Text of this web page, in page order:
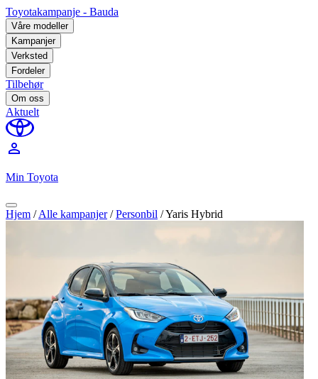
Toyotakampanje - Bauda
Våre modeller
Kampanjer
Verksted
Fordeler
Tilbehør
Om oss
Aktuelt
perm_identity
Min Toyota
Hjem /Alle kampanjer /Personbil /Yaris Hybrid